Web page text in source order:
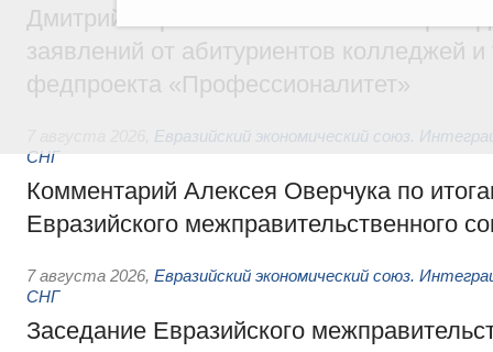
Дмитрий Чернышенко: Установлен
заявлений от абитуриентов колледжей и
федпроекта «Профессионалитет»
Евразийский экономический союз.
СНГ
Комментарий Алексея Оверчука по
Евразийского межправительственного
7 августа 2026, Евразийский экономический союз.
СНГ
Заседание Евразийского